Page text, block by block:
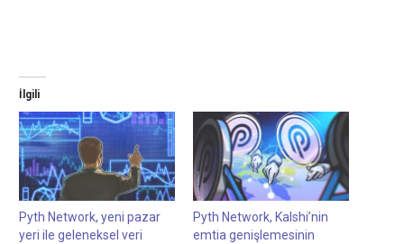
İlgili
Pyth Network, yeni pazar
yeri ile geleneksel veri
Pyth Network, Kalshi’nin
emtia genişlemesinin